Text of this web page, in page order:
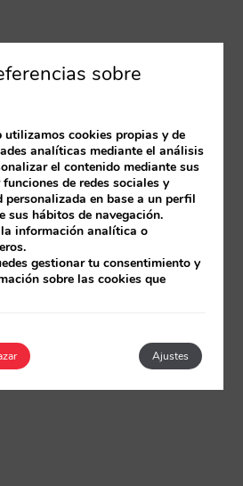
sobre
utilizamos cookies propias y de
analíticas mediante el análisis
el contenido mediante sus
de redes sociales y
en base a un perfil
sus hábitos de navegación.
información analítica o
gestionar tu consentimiento y
sobre las cookies que
Ajustes